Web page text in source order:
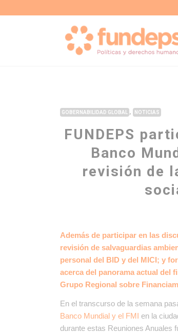
GOBERNABILIDAD GLOBAL , NOTICIAS
FUNDEPS
Banco
revisión de
Además de participar en las
revisión de salvaguardias
personal del BID y del MICI; y
acerca del panorama actual del
Grupo Regional sobre
En el transcurso de la semana
Banco Mundial y el FMI en la
durante estas Reuniones Anuales